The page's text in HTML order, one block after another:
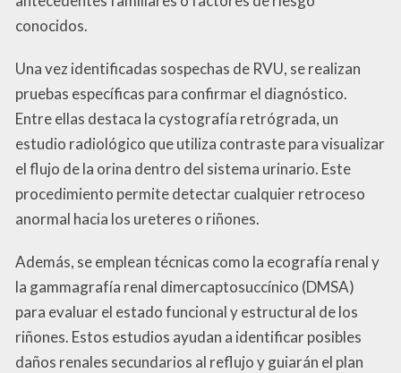
conocidos.
Una vez identificadas sospechas de RVU, se realizan
pruebas específicas para confirmar el diagnóstico.
Entre ellas destaca la cystografía retrógrada, un
estudio radiológico que utiliza contraste para visualizar
el flujo de la orina dentro del sistema urinario. Este
procedimiento permite detectar cualquier retroceso
anormal hacia los ureteres o riñones.
Además, se emplean técnicas como la ecografía renal y
la gammagrafía renal dimercaptosuccínico (DMSA)
para evaluar el estado funcional y estructural de los
riñones. Estos estudios ayudan a identificar posibles
daños renales secundarios al reflujo y guiarán el plan